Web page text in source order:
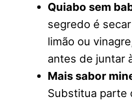
Quiabo sem
segredo é
limão ou
antes de juntar
Mais sabor
Substitua parte